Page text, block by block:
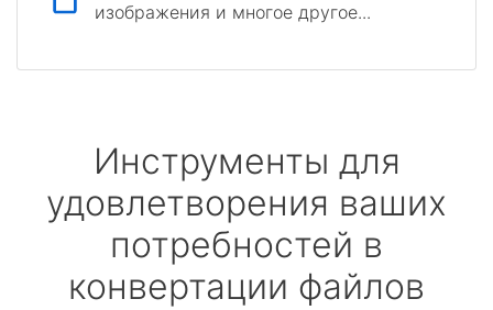
изображения и многое другое...
Инструменты для
удовлетворения ваших
потребностей в
конвертации файлов